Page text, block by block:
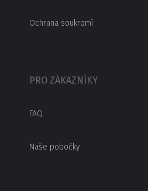
Ochrana soukromí
PRO ZÁKAZNÍKY
FAQ
Naše pobočky